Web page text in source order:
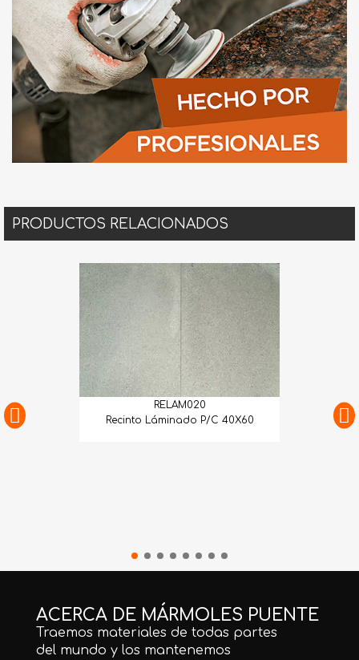
PRODUCTOS RELACIONADOS
RELAM020
Recinto Láminado P/C 40X60
ACERCA DE MÁRMOLES PUENTE
Traemos materiales de todas partes
del mundo y los mantenemos